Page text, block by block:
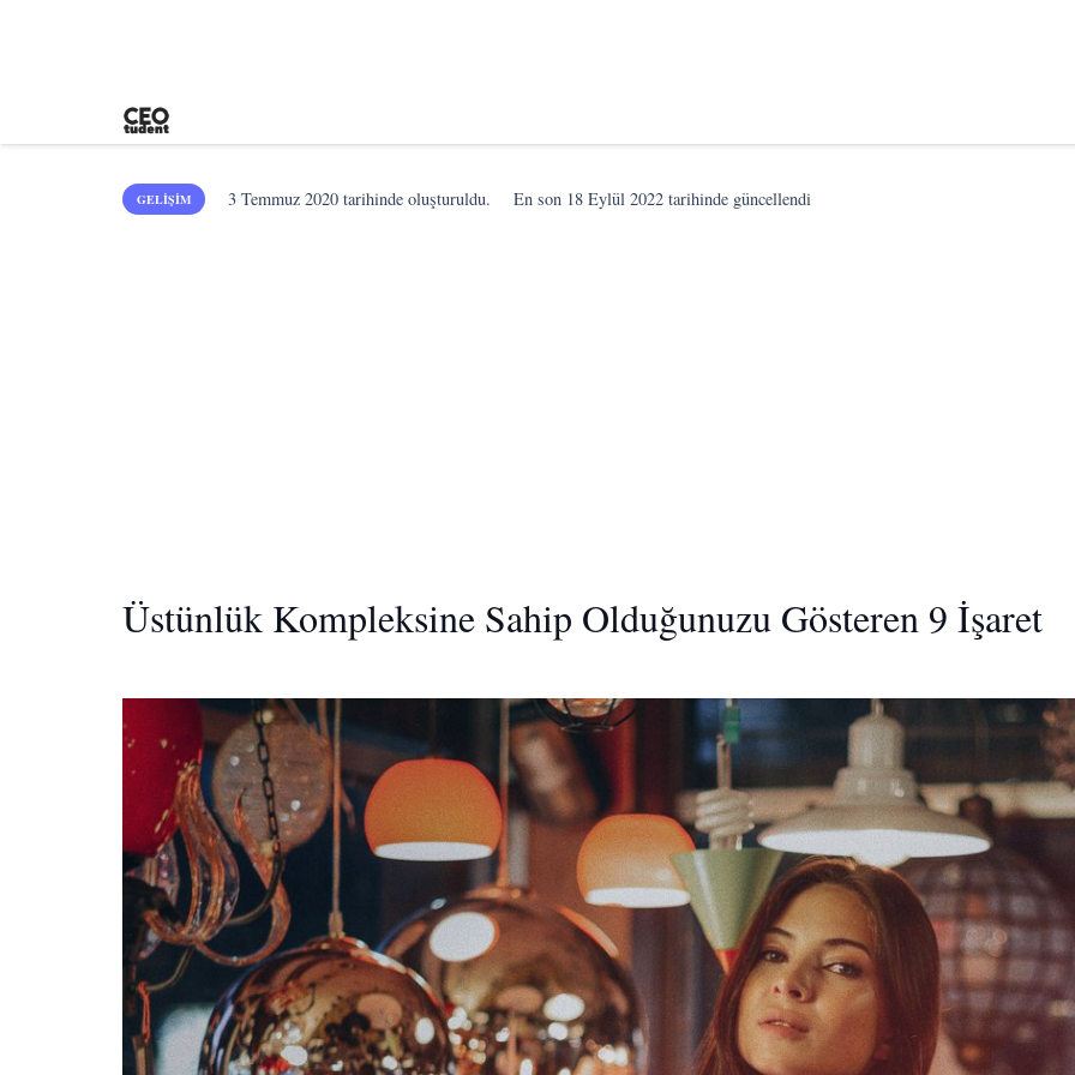
GELIŞIM 3 Temmuz 2020 tarihinde oluşturuldu. En son 18 Eylül 2022 tarihinde güncellendi
Üstünlük Kompleksine Sahip Olduğunuzu Gösteren 9 İşaret